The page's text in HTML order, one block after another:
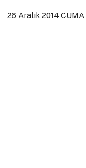
26 Aralık 2014 CUMA